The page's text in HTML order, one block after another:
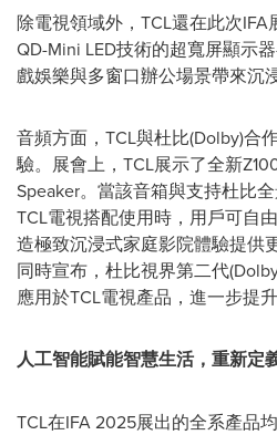
除電視領域外，TCL還在此次
QD-Mini LED技術的超寬屏顯示
戲娛樂與多窗口辦公場景帶來沉
音頻方面，TCL與杜比(Dolby)合
驗。展會上，TCL展示了全新
Speaker。當該音箱與支持杜比
TCL電視搭配使用時，用戶可自
造極致沉浸式家庭影院體驗提供
同時宣布，杜比視界第二代
應用於TCL電視產品，進一步提
人工智能賦能智慧生活，重新定
TCL在IFA 2025展出的全系產品